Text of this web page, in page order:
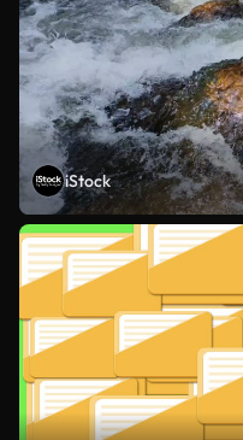
iStock